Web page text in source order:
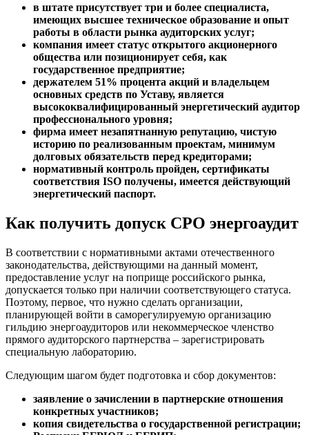
в штате присутствует три и более специалиста,
имеющих высшее техническое образование и опыт
работы в области рынка аудиторских услуг;
компания имеет статус открытого акционерного
общества или позиционирует себя, как
государственное предприятие;
держателем 51% процента акций и владельцем
основных средств по Уставу, является
высококвалифицированный энергетический аудитор
профессионального уровня;
фирма имеет незапятнанную репутацию, чистую
историю по реализованным проектам, минимум
долговых обязательств перед кредиторами;
нормативный контроль пройден, сертификаты
соответствия ISO получены, имеется действующий
энергетический паспорт.
Как получить допуск СРО энергоаудит
В соответствии с нормативными актами отечественного
законодательства, действующими на данный момент,
предоставление услуг на поприще российского рынка,
допускается только при наличии соответствующего статуса.
Поэтому, первое, что нужно сделать организации,
планирующей войти в саморегулируемую организацию
гильдию энергоаудиторов или некоммерческое членство
прямого аудиторского партнерства – зарегистрировать
специальную лабораторию.
Следующим шагом будет подготовка и сбор документов:
заявление о зачислении в партнерские отношения
конкретных участников;
копия свидетельства о государственной регистрации;